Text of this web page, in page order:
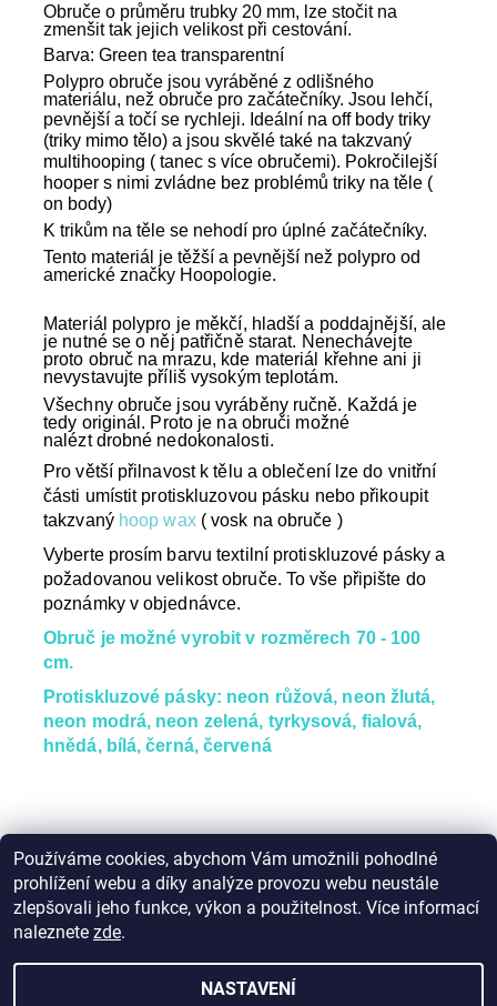
Obruče o průměru trubky 20 mm, lze stočit na
zmenšit tak jejich velikost při cestování.
Barva: Green tea transparentní
Polypro obruče jsou vyráběné z odlišného
materiálu, než obruče pro začátečníky. Jsou lehčí,
pevnější a točí se rychleji. Ideální na off body triky
(triky mimo tělo) a jsou skvělé také na takzvaný
multihooping ( tanec s více obručemi). Pokročilejší
hooper s nimi zvládne bez problémů triky na těle (
on body)
K trikům na těle se nehodí pro úplné začátečníky.
Tento materiál je těžší a pevnější než polypro od
americké značky Hoopologie.
Materiál polypro je měkčí, hladší a poddajnější, ale
je nutné se o něj patřičně starat. Nenechávejte
proto obruč na mrazu, kde materiál křehne ani ji
nevystavujte příliš vysokým teplotám.
Všechny obruče jsou vyráběny ručně. Každá je
tedy originál. Proto je na obruči možné
nalézt drobné nedokonalosti.
Pro větší přilnavost k tělu a oblečení lze do vnitřní
části umístit protiskluzovou pásku nebo přikoupit
takzvaný hoop wax( vosk na obruče )
Vyberte prosím barvu textilní protiskluzové pásky a
požadovanou velikost obruče. To vše připište do
poznámky v objednávce.
Obruč je možné vyrobit v rozměrech 70 - 100
cm.
Protiskluzové pásky: neon růžová, neon žlutá,
neon modrá, neon zelená, tyrkysová, fialová,
hnědá, bílá, černá, červená
Buďte první, kdo napíše příspěvek k této položce.
Přidat komentář
Používáme cookies, abychom Vám umožnili pohodlné
prohlížení webu a díky analýze provozu webu neustále
zlepšovali jeho funkce, výkon a použitelnost. Více informací
naleznete zde.
NASTAVENÍ